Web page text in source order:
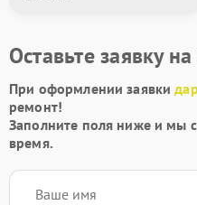
Оставьте заявку
При оформлении заявки
ремонт!
Заполните поля ниже и мы
время.